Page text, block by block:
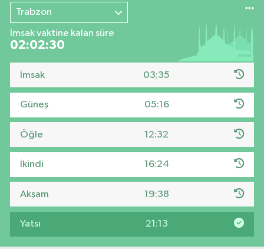
Trabzon
İmsak vaktine kalan süre
02:02:29
İmsak 03:35
Güneş 05:16
Öğle 12:32
İkindi 16:24
Akşam 19:38
Yatsı 21:13